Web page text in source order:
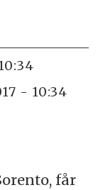
- 10:34
får